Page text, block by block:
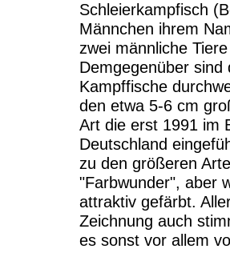
Schleierkampfisch
Männchen ihrem
zwei männliche
Demgegenüber
Kampffische
den etwa 5-6 cm
Art die erst 1991 im
Deutschland
zu den größeren
"Farbwunder", aber
attraktiv gefärbt.
Zeichnung auch
es sonst vor allem